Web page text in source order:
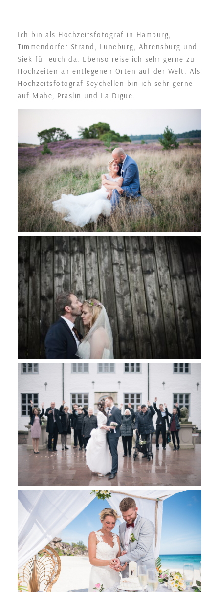
Ich bin als Hochzeitsfotograf in Hamburg,
Timmendorfer Strand, Lüneburg, Ahrensburg und
Siek für euch da. Ebenso reise ich sehr gerne zu
Hochzeiten an entlegenen Orten auf der Welt. Als
Hochzeitsfotograf Seychellen bin ich sehr gerne
auf Mahe, Praslin und La Digue.
Hochzeit
Stimbekhof
Bisbingen
journal ansehen
Scheunenhochzeit
am Eggershof in
Soltau
journal ansehen
Winter Trauung im
Schloss
Ahrensburg
journal ansehen
Strandhochzeit auf
La Digue